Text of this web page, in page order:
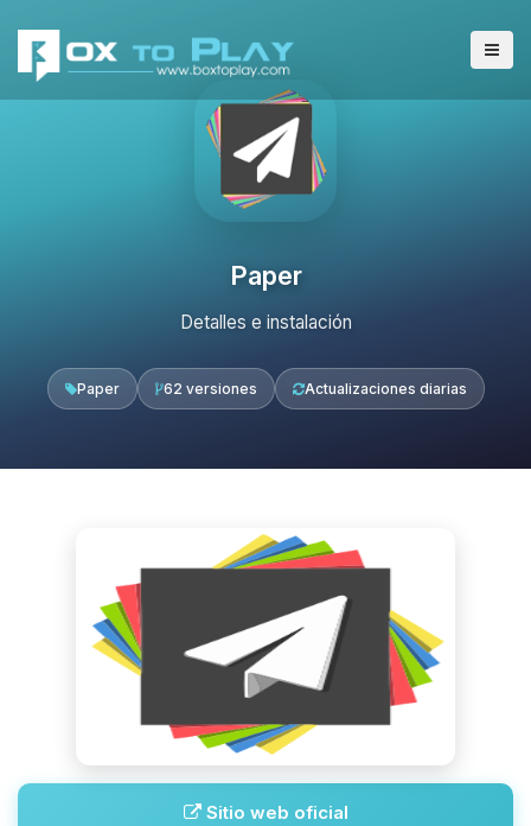
Paper
Detalles e instalación
Paper 62 versiones Actualizaciones diarias
Sitio web oficial